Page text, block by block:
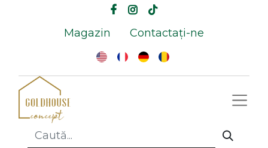
Magazin Contactați-ne